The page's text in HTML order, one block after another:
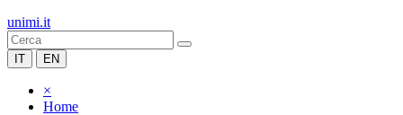
unimi.it
IT EN
×
Home